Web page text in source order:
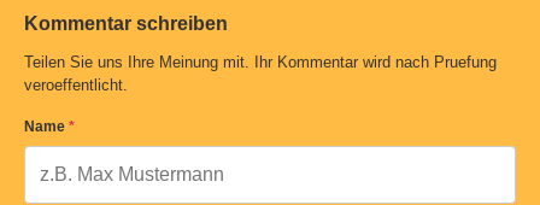
Kommentar schreiben
Teilen Sie uns Ihre Meinung mit. Ihr Kommentar wird nach Pruefung
veroeffentlicht.
Name *